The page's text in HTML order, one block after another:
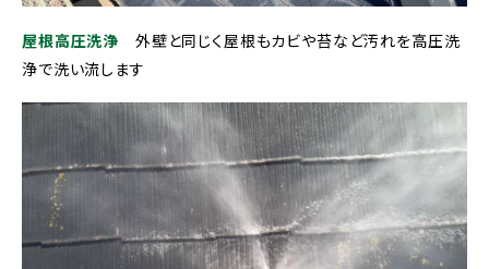
屋根高圧洗浄 外壁と同じく屋根もカビや苔など汚れを高圧洗
浄で洗い流します